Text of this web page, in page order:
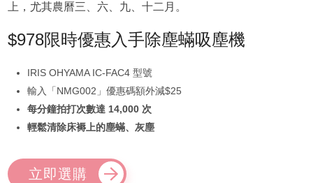
上，尤其農曆三、六、九、十二月。
$978限時優惠入手除塵蟎吸塵機
IRIS OHYAMA IC-FAC4 型號
輸入「NMG002」優惠碼額外減$25
每分鐘拍打次數達 14,000 次
輕鬆清除床褥上的塵蟎、灰塵
立即選購